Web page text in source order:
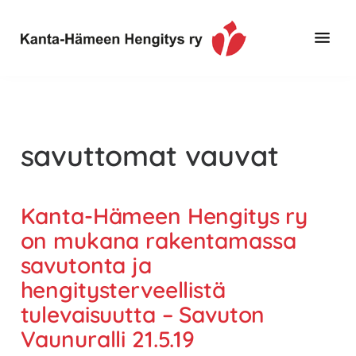
pääsisältöön
alatunnisteeseen
Hengitys
ry
jos
koskettaa
astma,
keuhkoahtaumatauti,uniapnea,
muut
keuhkosairaudet,
huono
sisäilma
tai
savuttomat vauvat
Kanta-Hämeen Hengitys ry
on mukana rakentamassa
savutonta ja
hengitysterveellistä
tulevaisuutta – Savuton
Vaunuralli 21.5.19